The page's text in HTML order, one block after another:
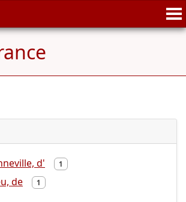
d' 1
de 1